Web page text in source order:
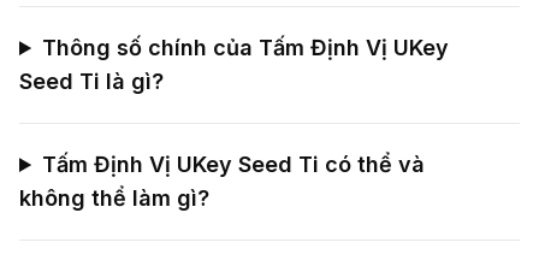
Thông số chính của Tấm Định Vị UKey
Seed Ti là gì?
Tấm Định Vị UKey Seed Ti có thể và
không thể làm gì?